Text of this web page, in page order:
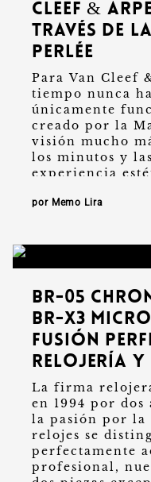
Cleef &
través de
Perlée
Para Van Cleef
tiempo nunca
únicamente
creado por la
visión mucho
los minutos y
experiencia
por Memo Lira
BR-05
BR-X3
fusión
relojería y
La firma
en 1994 por dos
la pasión por la
relojes se
perfectamente
profesional,